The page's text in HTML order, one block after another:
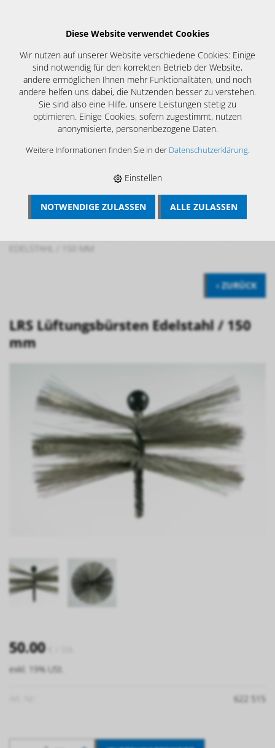
BÖSCH MRS › LÜFTUNGSREINIGUNG
BÜRSTENREINIGUNG
EDELSTAHL / 150 MM
‹ ZURÜCK
LRS Lüftungsbürsten Edelstahl / 150
mm
50.00
exkl. 19% USt.
622 515
Diese Website verwendet Cookies
Wir nutzen auf unserer Website verschiedene Cookies: Einige
sind notwendig für den korrekten Betrieb der Website,
andere ermöglichen Ihnen mehr Funktionalitäten, und noch
andere helfen uns dabei, die Nutzenden besser zu verstehen.
Sie sind also eine Hilfe, unsere Leistungen stetig zu
optimieren. Einige Cookies, sofern zugestimmt, nutzen
anonymisierte, personenbezogene Daten.
Weitere Informationen finden Sie in der Datenschutzerklärung.
Einstellen
NOTWENDIGE ZULASSEN ALLE ZULASSEN